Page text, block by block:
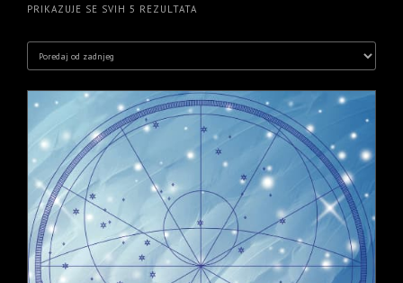
PRIKAZUJE SE SVIH 5 REZULTATA